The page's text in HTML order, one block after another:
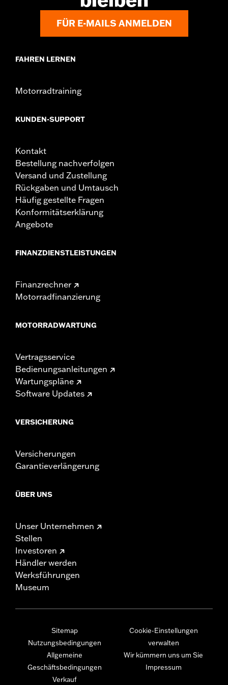
FÜR E-MAILS ANMELDEN
FAHREN LERNEN
Motorradtraining
KUNDEN-SUPPORT
Kontakt
Bestellung nachverfolgen
Versand und Zustellung
Rückgaben und Umtausch
Häufig gestellte Fragen
Konformitätserklärung
Angebote
FINANZDIENSTLEISTUNGEN
Finanzrechner
Motorradfinanzierung
MOTORRADWARTUNG
Vertragsservice
Bedienungsanleitungen
Wartungspläne
Software Updates
VERSICHERUNG
Versicherungen
Garantieverlängerung
ÜBER UNS
Unser Unternehmen
Stellen
Investoren
Händler werden
Werksführungen
Museum
Sitemap
Nutzungsbedingungen
Allgemeine
Geschäftsbedingungen
Verkauf
Cookie-Einstellungen
verwalten
Wir kümmern uns um Sie
Impressum